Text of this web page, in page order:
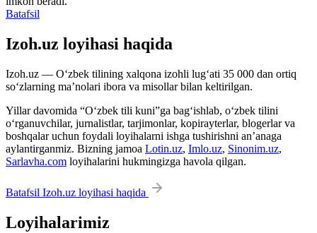
Batafsil
Izoh.uz loyihasi haqida
Izoh.uz — O‘zbek tilining xalqona izohli lug‘ati 35 000 dan ortiq
so‘zlarning ma’nolari ibora va misollar bilan keltirilgan.
Yillar davomida “O‘zbek tili kuni”ga bag‘ishlab, o‘zbek tilini
o‘rganuvchilar, jurnalistlar, tarjimonlar, kopirayterlar, blogerlar va
boshqalar uchun foydali loyihalarni ishga tushirishni an’anaga
aylantirganmiz. Bizning jamoa Lotin.uz, Imlo.uz, Sinonim.uz,
Sarlavha.com loyihalarini hukmingizga havola qilgan.
Batafsil Izoh.uz loyihasi haqida
Loyihalarimiz